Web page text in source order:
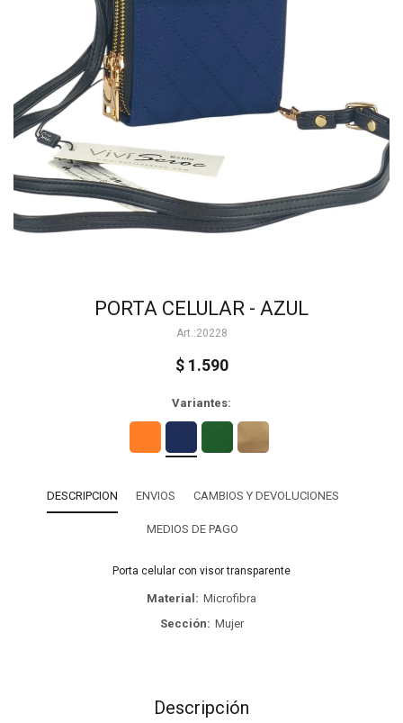
PORTA CELULAR - AZUL
20228
$ 1.590
Variantes:
DESCRIPCION ENVIOS CAMBIOS Y DEVOLUCIONES
MEDIOS DE PAGO
Porta celular con visor transparente
Material
Microfibra
Sección
Mujer
Descripción